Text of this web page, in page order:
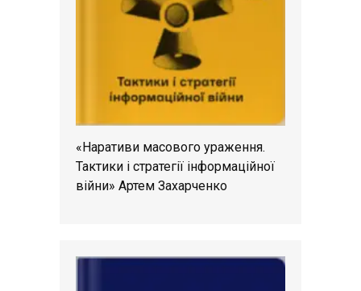
«Наративи масового ураження.
Тактики і стратегії інформаційної
війни» Артем Захарченко